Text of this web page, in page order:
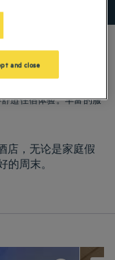
适住宿体验。丰富的服
店，无论是家庭假
周末。
and close